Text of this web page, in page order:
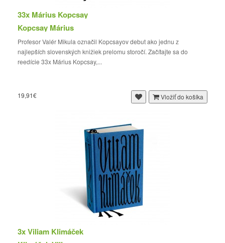
33x Márius Kopcsay
Kopcsay Márius
Profesor Valér Mikula označil Kopcsayov debut ako jednu z
najlepších slovenských knižiek prelomu storočí. Začítajte sa do
reedície 33x Márius Kopcsay,...
19,91€ Vložiť do košíka
3x Viliam Klimáček